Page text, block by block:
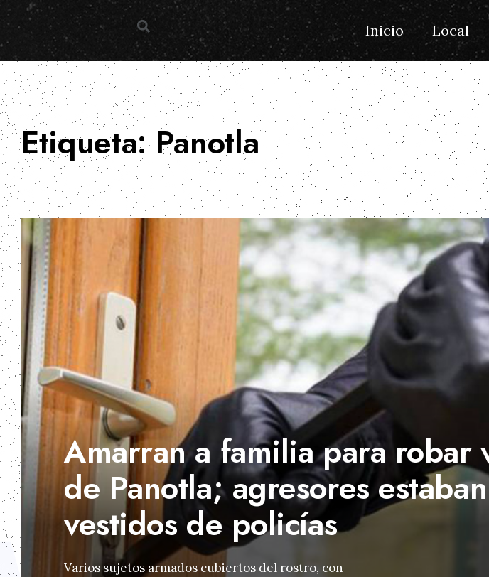
Inicio Local
Etiqueta:Panotla
Amarran a familia para robar
de Panotla; agresores estaban
vestidos de policías
Varios sujetos armados cubiertos del rostro, con